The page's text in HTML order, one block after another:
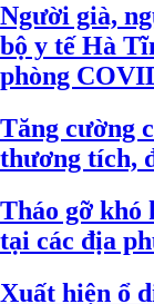
Người già,
bộ y tế Hà
phòng
Tăng cường
thương tích,
Tháo gỡ khó
tại các địa
Xuất hiện ổ